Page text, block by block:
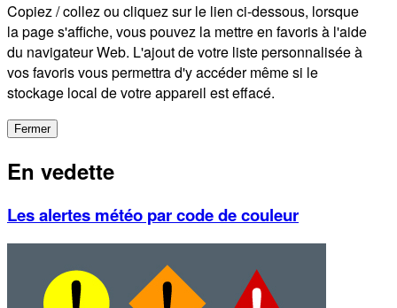
Copiez / collez ou cliquez sur le lien ci-dessous, lorsque
la page s'affiche, vous pouvez la mettre en favoris à l'aide
du navigateur Web. L'ajout de votre liste personnalisée à
vos favoris vous permettra d'y accéder même si le
stockage local de votre appareil est effacé.
Fermer
En vedette
Les alertes météo par code de couleur